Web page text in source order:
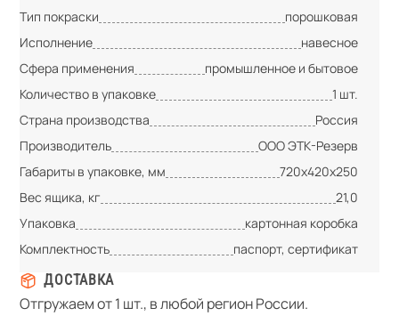
Тип покраски
порошковая
Исполнение
навесное
Сфера применения
промышленное и бытовое
Количество в упаковке
1 шт.
Страна производства
Россия
Производитель
ООО ЭТК-Резерв
Габариты в упаковке, мм
720х420х250
Вес ящика, кг
21,0
Упаковка
картонная коробка
Комплектность
паспорт, сертификат
ДОСТАВКА
Отгружаем от 1 шт., в любой регион России.